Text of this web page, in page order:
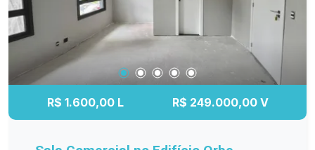
R$ 1.600,00 L R$ 249.000,00 V